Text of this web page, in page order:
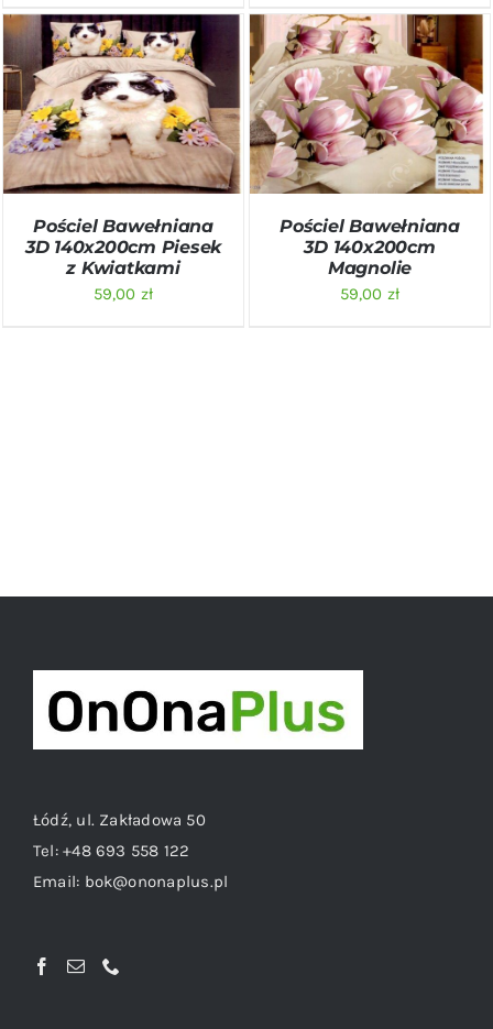
DODAJ DO KOSZYKA
SZCZEGÓŁY
Pościel Bawełniana
3D 140x200cm Piesek
z Kwiatkami
59,00 zł
DODAJ DO KOSZYKA
/
SZCZEGÓŁY
Pościel Bawełniana
3D 140x200cm
Magnolie
59,00 zł
Łódź, ul. Zakładowa 50
Tel:+48 693 558 122
Email: bok@ononaplus.pl